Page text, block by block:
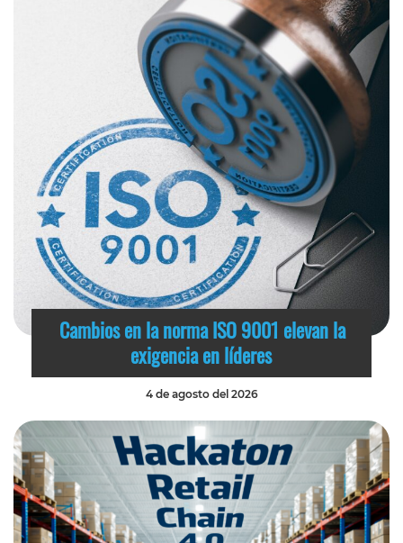
Cambios en la norma ISO 9001 elevan la
exigencia en líderes
4 de agosto del 2026